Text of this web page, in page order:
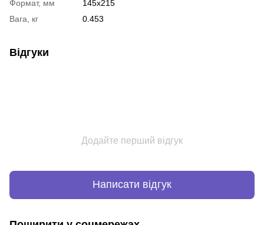
Формат, мм
145x215
Вага, кг
0.453
Відгуки
Додайте перший відгук
Написати відгук